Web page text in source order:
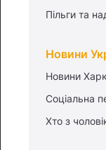
Пільги та
Новини
Новини
Соціальна
Хто з